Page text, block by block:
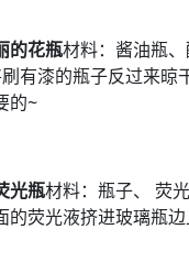
的花瓶材料：酱油瓶
有漆的瓶子反过来晾
的~
光瓶材料：瓶子、 荧
的荧光液挤进玻璃瓶